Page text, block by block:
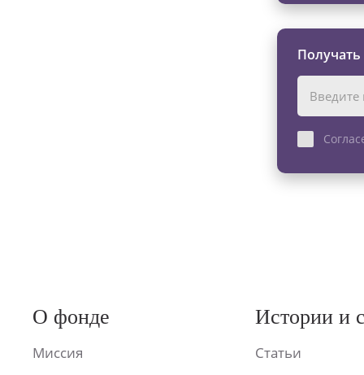
О фонде
Миссия
Истории и
Статьи